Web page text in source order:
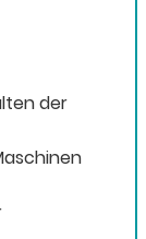
der